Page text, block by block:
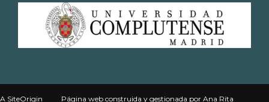
A SiteOrigin Página webconstruida y gestionada por Ana Rita